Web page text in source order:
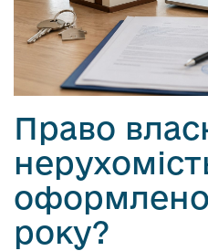
Право
оформлено
року?